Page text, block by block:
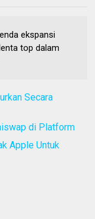
ekspansi
top dalam
Secara
di Platform
Apple Untuk